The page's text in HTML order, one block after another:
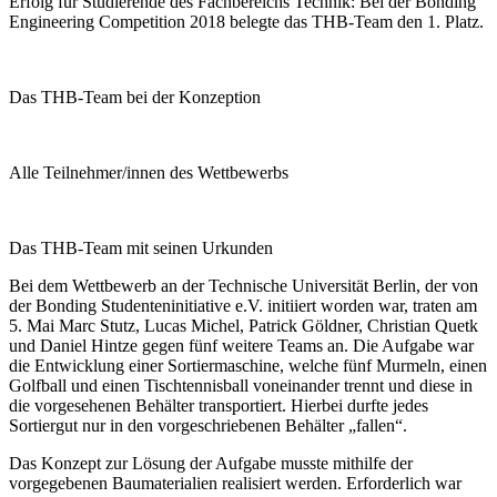
Engineering Competition 2018 belegte das THB-Team den 1. Platz.
Das THB-Team bei der Konzeption
Alle Teilnehmer/innen des Wettbewerbs
Das THB-Team mit seinen Urkunden
Bei dem Wettbewerb an der Technische Universität Berlin, der von
der Bonding Studenteninitiative e.V. initiiert worden war, traten am
5. Mai Marc Stutz, Lucas Michel, Patrick Göldner, Christian Quetk
und Daniel Hintze gegen fünf weitere Teams an. Die Aufgabe war
die Entwicklung einer Sortiermaschine, welche fünf Murmeln, einen
Golfball und einen Tischtennisball voneinander trennt und diese in
die vorgesehenen Behälter transportiert. Hierbei durfte jedes
Sortiergut nur in den vorgeschriebenen Behälter „fallen“.
Das Konzept zur Lösung der Aufgabe musste mithilfe der
vorgegebenen Baumaterialien realisiert werden. Erforderlich war